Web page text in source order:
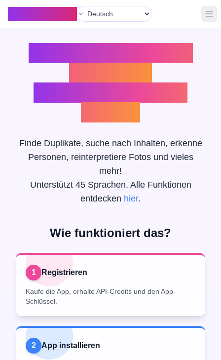
Sprache
Finde Duplikate, suche nach Inhalten, erkenne
Personen, reinterpretiere Fotos und vieles
mehr!
Unterstützt 45 Sprachen. Alle Funktionen
entdecken hier.
Wie funktioniert das?
1 Registrieren
Kaufe die App, erhalte API-Credits und den App-
Schlüssel.
2 App installieren